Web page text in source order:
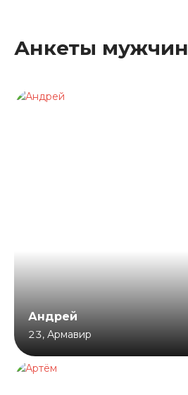
Анкеты мужчин
Андрей
23, Армавир